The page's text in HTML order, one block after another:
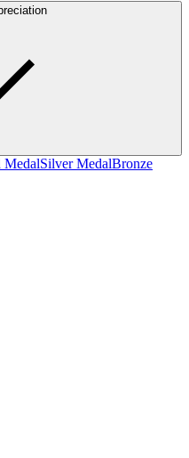
MedalSilver MedalBronze